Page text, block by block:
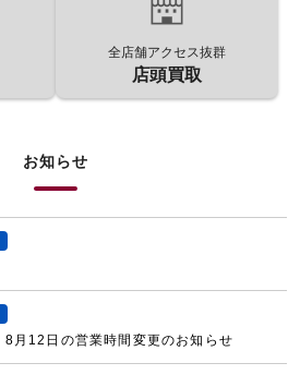
全店舗アクセス抜群
店頭買取
お知らせ
月12日の営業時間変更のお知らせ